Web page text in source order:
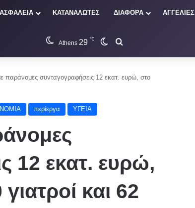
ΑΣΦΑΛΕΙΑ ΚΑΤΑΝΑΛΩΤΕΣ ΔΙΑΦΟΡΑ ΑΓΓΕΛΙΕΣ
Athens 29 ℃ Switch skin
παράνομες συνταγογραφήσεις 12 εκατ. ευρώ, στο
περίεργα ΥΓΕΙΑ
12 εκατ. ευρώ,
και 62